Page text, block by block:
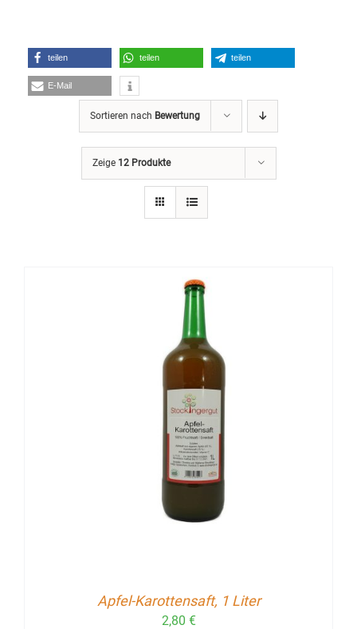
teilen teilen teilen
E-Mail
Sortieren nach Bewertung
Zeige 12 Produkte
Apfel-Karottensaft, 1 Liter
2,80 €